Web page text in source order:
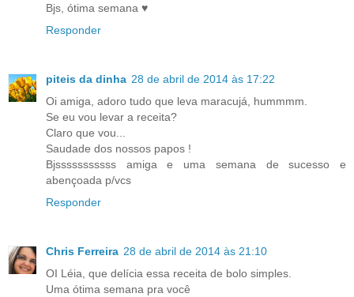
Bjs, ótima semana ♥
Responder
piteis da dinha 28 de abril de 2014 às 17:22
Oi amiga, adoro tudo que leva maracujá, hummmm.
Se eu vou levar a receita?
Claro que vou...
Saudade dos nossos papos !
Bjsssssssssss amiga e uma semana de sucesso e
abençoada p/vcs
Responder
Chris Ferreira 28 de abril de 2014 às 21:10
OI Léia, que delícia essa receita de bolo simples.
Uma ótima semana pra você